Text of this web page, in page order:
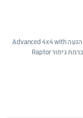
מנוע 3.0L V6 Twin Turbo Ecoboost עם מערכת הנעה Advanced 4x4 with